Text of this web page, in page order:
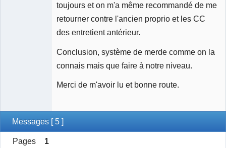
toujours et on m'a même recommandé de me
retourner contre l'ancien proprio et les CC
des entretient antérieur.
Conclusion, système de merde comme on la
connais mais que faire à notre niveau.
Merci de m'avoir lu et bonne route.
Messages [ 5 ]
Pages 1